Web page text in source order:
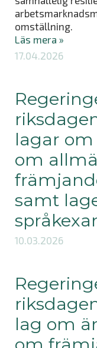
omställning.
Läs mera »
17.04.2026
lagar
om
samt
10.03.2026
lag om